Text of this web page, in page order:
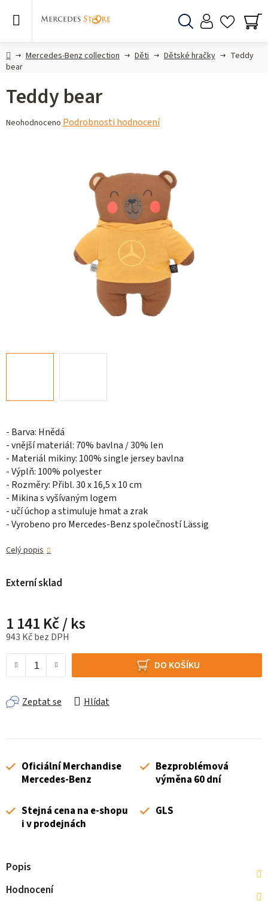
DomůMercedes-Benz collection Děti Dětské hračky
Teddy
bear
- Barva: Hnědá
- vnější materiál: 70% bavlna / 30% len
- Materiál mikiny: 100% single jersey bavlna
- Výplň: 100% polyester
- Rozměry: Přibl. 30 x 16,5 x 10 cm
- Mikina s vyšívaným logem
- učí úchop a stimuluje hmat a zrak
- Vyrobeno pro Mercedes-Benz společností Lässig
Celý popis
Externí sklad
1 141 Kč/ ks
943 Kč bez DPH
DO KOŠÍKU
Zeptat se Hlídat
Teddy bear
Průměrné
Neohodnoceno Podrobnosti hodnocení
Oficiální Merchandise
Mercedes-Benz
Bezproblémová
výměna 60 dní
Stejná cena na e-shopu
i v prodejnách
GLS
Popis
Hodnocení